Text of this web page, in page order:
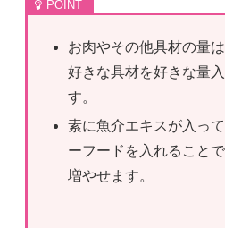
お肉やその他具材の量
好きな具材を好きな量
す。
素に魚介エキスが入っ
ーフードを入れること
増やせます。